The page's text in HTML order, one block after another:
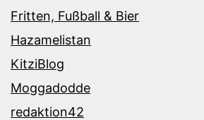
Fritten, Fußball & Bier
Hazamelistan
KitziBlog
Moggadodde
redaktion42